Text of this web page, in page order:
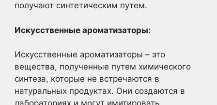
получают синтетическим путем.
Искусственные ароматизаторы:
Искусственные ароматизаторы – это
вещества, полученные путем химического
синтеза, которые не встречаются в
натуральных продуктах. Они создаются в
лабораториях и могут имитировать